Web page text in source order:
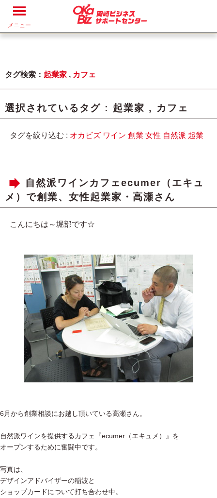
メニュー
タグ検索： 起業家 , カフェ
選択されているタグ : 起業家 , カフェ
タグを絞り込む : オカビズ ワイン 創業 女性 自然派 起業
自然派ワインカフェecumer（エキュ
メ）で創業、女性起業家・高瀬さん
こんにちは～堀部です☆
6月から創業相談にお越し頂いている高瀬さん。
自然派ワインを提供するカフェ『ecumer（エキュメ）』を
オープンするために奮闘中です。
写真は、
デザインアドバイザーの稲波と
ショップカードについて打ち合わせ中。